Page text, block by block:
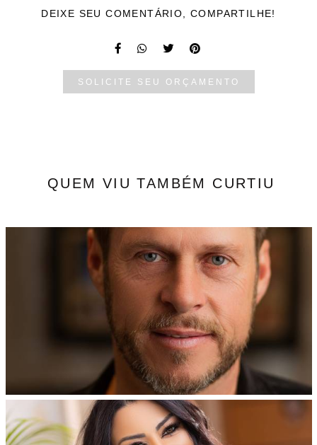
DEIXE SEU COMENTÁRIO, COMPARTILHE!
SOLICITE SEU ORÇAMENTO
QUEM VIU TAMBÉM CURTIU